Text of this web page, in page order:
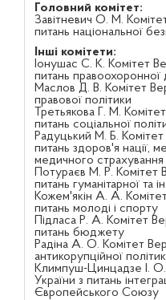
Головний комітет:
Завітневич О. М.
питань національної
Інші комітети:
Іонушас С. К. Комітет
питань правоохоронної
Маслов Д. В. Комітет
правової політики
Третьякова Г. М.
питань соціальної
Радуцький М. Б.
питань здоров'я нації,
медичного страхування
Потураєв М. Р. Комітет
питань гуманітарної та
Кожем'якін А. А.
питань молоді і спорту
Підласа Р. А. Комітет
питань бюджету
Радіна А. О. Комітет
антикорупційної
Климпуш-Цинцадзе І. О.
України з питань
Європейського Союзу